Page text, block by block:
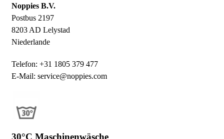
Noppies B.V.
Postbus 2197
8203 AD Lelystad
Niederlande
Telefon: +31 1805 379 477
E-Mail: service@noppies.com
30°C Maschinenwäsche